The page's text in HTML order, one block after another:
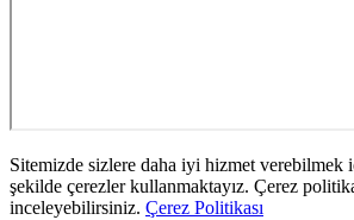
Sitemizde sizlere daha iyi hizmet
şekilde çerezler kullanmaktayız. Çerez
inceleyebilirsiniz. Çerez Politikası